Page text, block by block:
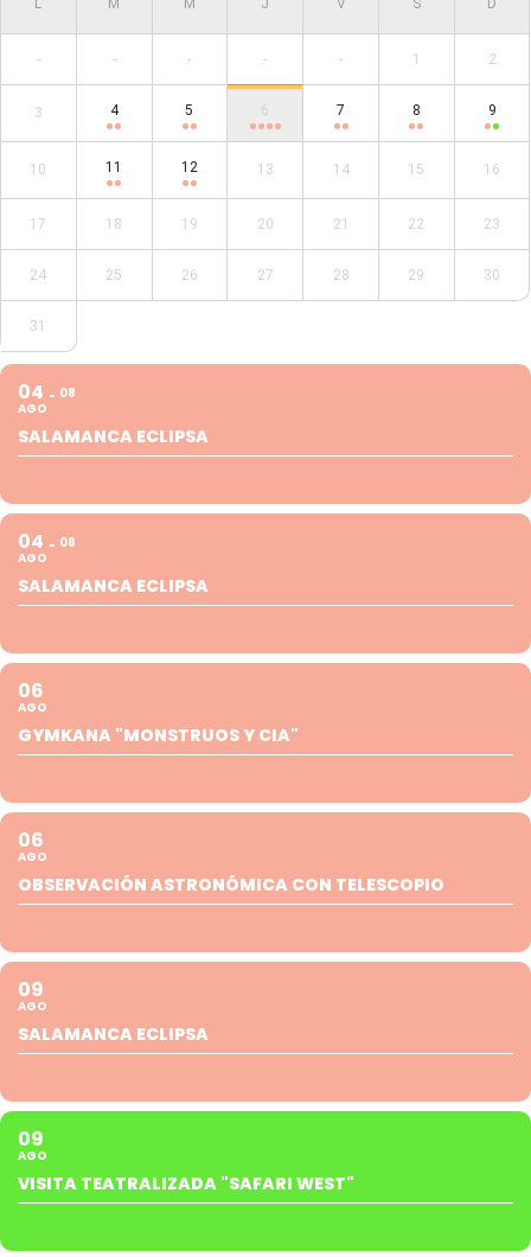
- - - - - 1 2
3 4 5 6 7 8 9
10 11 12 13 14 15 16
17 18 19 20 21 22 23
24 25 26 27 28 29 30
31
04
AGO
08
SALAMANCA ECLIPSA
04
AGO
08
SALAMANCA ECLIPSA
06
AGO
GYMKANA "MONSTRUOS Y CIA"
06
AGO
OBSERVACIÓN ASTRONÓMICA CON TELESCOPIO
09
AGO
SALAMANCA ECLIPSA
09
AGO
VISITA TEATRALIZADA "SAFARI WEST"